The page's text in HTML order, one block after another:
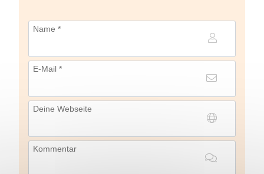
Name *
E-Mail *
Deine Webseite
Kommentar